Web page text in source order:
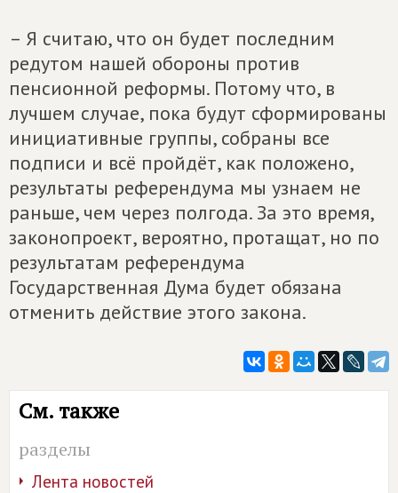
– Я считаю, что он будет последним
редутом нашей обороны против
пенсионной реформы. Потому что, в
лучшем случае, пока будут сформированы
инициативные группы, собраны все
подписи и всё пройдёт, как положено,
результаты референдума мы узнаем не
раньше, чем через полгода. За это время,
законопроект, вероятно, протащат, но по
результатам референдума
Государственная Дума будет обязана
отменить действие этого закона.
См. также
разделы
Лента новостей